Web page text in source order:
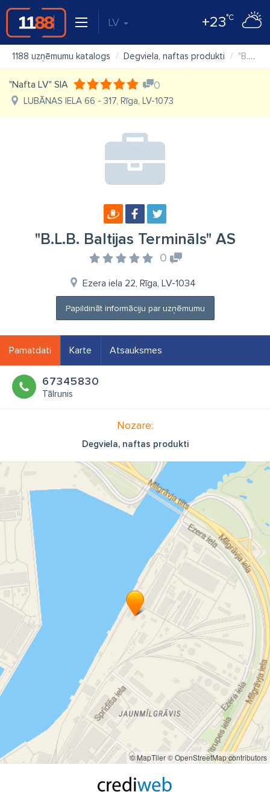
LV +23°C
1188 uzņēmumu katalogs Degviela, naftas produkti "B.L.B. Baltijas Termināls" AS
"Nafta LV" SIA 0
LUBĀNAS IELA 66 - 317, Rīga, LV-1073
"B.L.B. Baltijas Termināls" AS
0
Ezera iela 22, Rīga, LV-1034
Papildināt informāciju par uzņēmumu
Pamatdati Karte Atsauksmes
67345830
Tālrunis
Nozare:
Degviela, naftas produkti
© MapTiler© OpenStreetMap contributors